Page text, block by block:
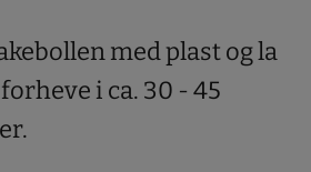
med plast og la
i ca. 30 - 45